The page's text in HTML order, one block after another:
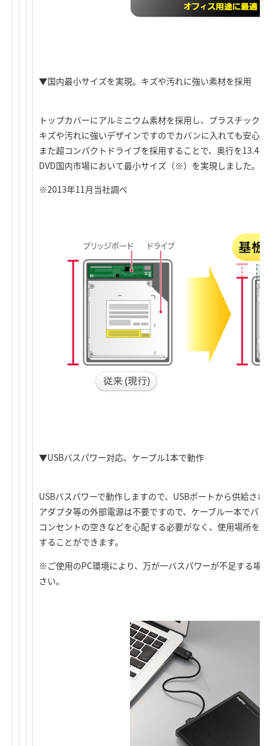
▼国内最小サイズを実現。キズや汚れに強い素材を採用
トップカバーにアルミニウム素材を採用し、プラスチック
キズや汚れに強いデザインですのでカバンに入れても安心で
また超コンパクトドライブを採用することで、奥行を
DVD国内市場において最小サイズ（※）を実現しました。
※2013年11月当社調べ
▼USBバスパワー対応、ケーブル1本で動作
USBバスパワーで動作しますので、USBポートから供給され
アダプタ等の外部電源は不要ですので、ケーブル一本でパソ
コンセントの空きなどを心配する必要がなく、使用場所を
することができます。
※ご使用のPC環境により、万が一バスパワーが不足する場
さい。